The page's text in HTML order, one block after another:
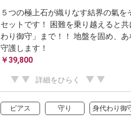
５つの極上石が織りなす結界の氣を
セットです！ 困難を乗り越えると
わり御守」まで！！ 地盤を固め、
守護します！
￥39,800
詳細をひらく
ピアス 守り 身代わり御